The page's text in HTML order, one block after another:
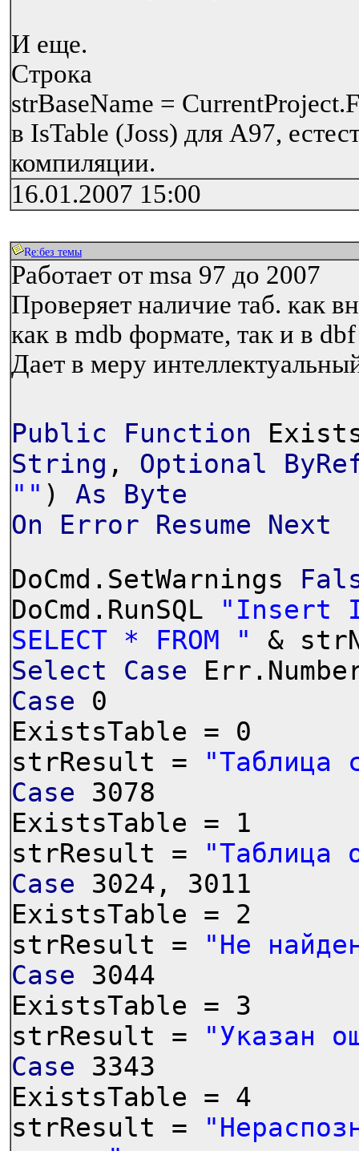
И еще.
Строка
strBaseName =
в IsTable (Joss) для А97,
компиляции.
16.01.2007 15:00
Re:без темы
Работает от msa 97 до 2007
Проверяет наличие таб. как
как в mdb формате, так и в
Дает в меру
Public Function
String , Optional
"" ) As
Byte
On
Error Resume
Next
DoCmd.SetWarnings
DoCmd.RunSQL
"Insert
SELECT * FROM "
&
Select
Case
Case 0
ExistsTable = 0
strResult =
"Таблица
Case 3078
ExistsTable = 1
strResult =
"Таблица
Case 3024, 3011
ExistsTable = 2
strResult =
"Не
Case 3044
ExistsTable = 3
strResult =
"Указан
Case 3343
ExistsTable = 4
strResult =